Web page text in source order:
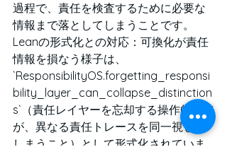
過程で、責任を検査するために必要な
情報まで落としてしまうことです。
Leanの形式化との対応：可換化が責任
情報を損なう様子は、
`ResponsibilityOS.forgetting_responsi
bility_layer_can_collapse_distinction
s`（責任レイヤーを忘却する操作的視点
が、異なる責任トレースを同一視して
しまうこと）として形式化されていま